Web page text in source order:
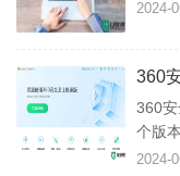
2024-
360
区别
360
个版
2024-